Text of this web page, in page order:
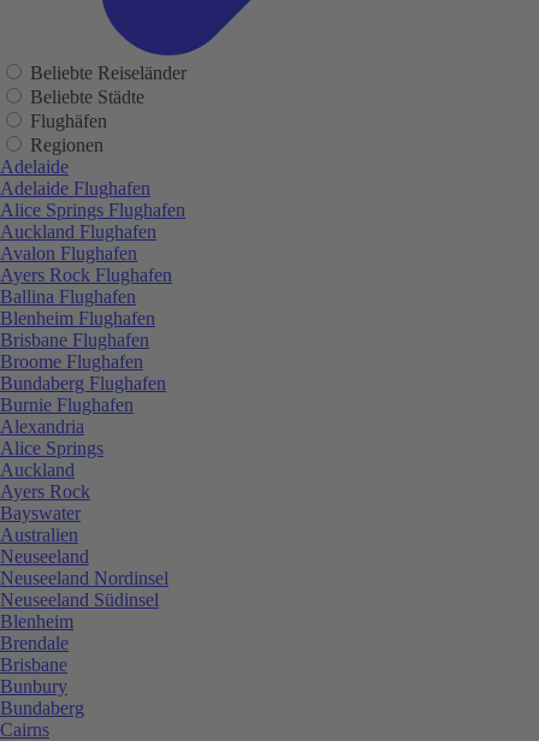
Beliebte Reiseländer
Beliebte Städte
Flughäfen
Regionen
Adelaide
Adelaide Flughafen
Alice Springs Flughafen
Auckland Flughafen
Avalon Flughafen
Ayers Rock Flughafen
Ballina Flughafen
Blenheim Flughafen
Brisbane Flughafen
Broome Flughafen
Bundaberg Flughafen
Burnie Flughafen
Alexandria
Alice Springs
Auckland
Ayers Rock
Bayswater
Australien
Neuseeland
Neuseeland Nordinsel
Neuseeland Südinsel
Blenheim
Brendale
Brisbane
Bunbury
Bundaberg
Cairns